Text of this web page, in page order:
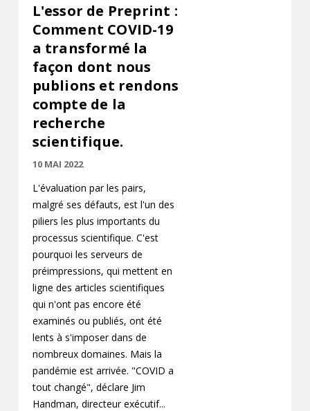
L'essor de Preprint :
Comment COVID-19
a transformé la
façon dont nous
publions et rendons
compte de la
recherche
scientifique.
10 MAI 2022
L'évaluation par les pairs,
malgré ses défauts, est l'un des
piliers les plus importants du
processus scientifique. C'est
pourquoi les serveurs de
préimpressions, qui mettent en
ligne des articles scientifiques
qui n'ont pas encore été
examinés ou publiés, ont été
lents à s'imposer dans de
nombreux domaines. Mais la
pandémie est arrivée. "COVID a
tout changé", déclare Jim
Handman, directeur exécutif...